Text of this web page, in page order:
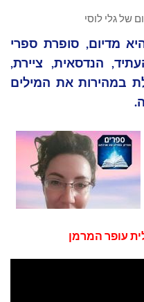
של גלי לוסי
מדיום, סופרת ספרי
הנדסאית, ציירת,
במהירות את המילים
עופר המרמן